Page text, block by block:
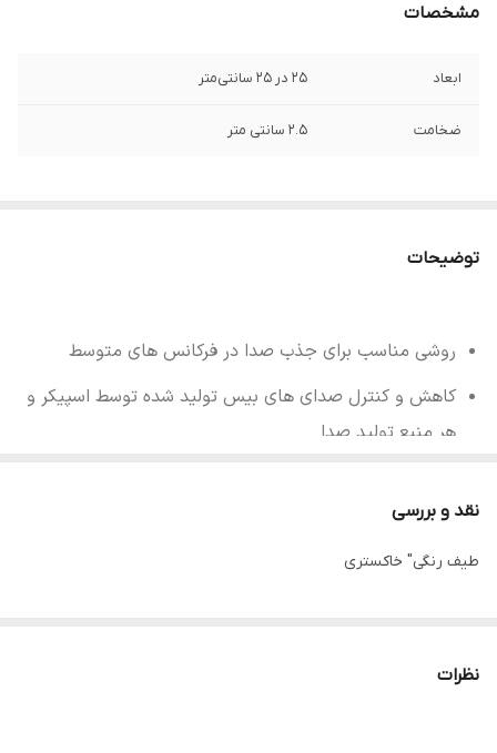
مشخصات
ابعاد ۲۵ در ۲۵ سانتی‌متر
ضخامت ۲.۵ سانتی متر
توضیحات
روشی مناسب برای جذب صدا در فرکانس های متوسط
کاهش و کنترل صدای های بیس تولید شده توسط اسپیکر و
هر منبع تولید صدا
کنفرانس،فضاهای آموزشی، کلاس های آموزش از راه دور، اتاق
خواب، دیوار مشترک، دستگاه های تولید صدا
ترکیب با دیگر آکوستیک پنل ها
نقد و بررسی
طیف رنگی" خاکستری
نظرات